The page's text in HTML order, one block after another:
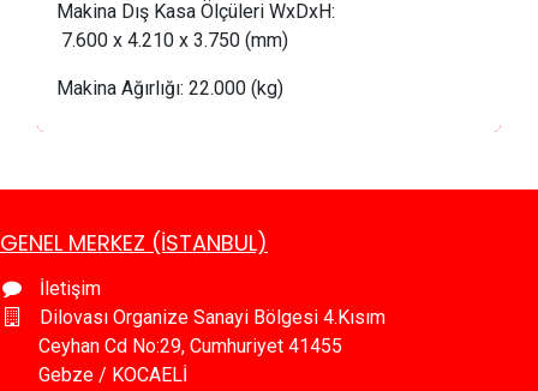
Makina Dış Kasa Ölçüleri WxDxH:
7.600 x 4.210 x 3.750 (mm)
Makina Ağırlığı: 22.000 (kg)
GENEL MERKEZ (İSTANBUL)
İletişim
Dilovası Organize Sanayi Bölgesi 4.Kısım
Ceyhan Cd No:29, Cumhuriyet 41455
Gebze / KOCAELİ